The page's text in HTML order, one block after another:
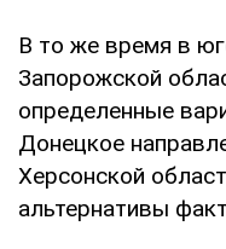
В то же время в
Запорожской
определенные
Донецкое
Херсонской
альтернативы